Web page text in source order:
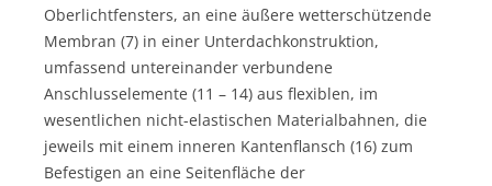
Oberlichtfensters, an eine äußere wetterschützende
Membran (7) in einer Unterdachkonstruktion,
umfassend untereinander verbundene
Anschlusselemente (11 – 14) aus flexiblen, im
wesentlichen nicht-elastischen Materialbahnen, die
jeweils mit einem inneren Kantenflansch (16) zum
Befestigen an eine Seitenfläche der